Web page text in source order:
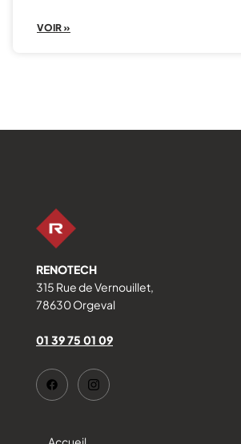
VOIR »
RENOTECH
315 Rue de Vernouillet,
78630 Orgeval
01 39 75 01 09